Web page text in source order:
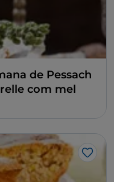
de Pessach
com mel